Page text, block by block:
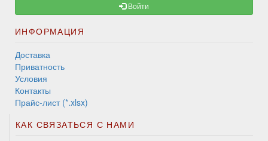
Войти
ИНФОРМАЦИЯ
Доставка
Приватность
Условия
Контакты
Прайс-лист (*.xlsx)
КАК СВЯЗАТЬСЯ С НАМИ